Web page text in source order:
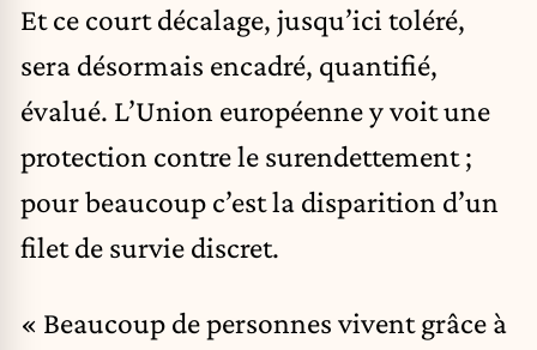
Et ce court décalage, jusqu’ici toléré,
sera désormais encadré, quantifié,
évalué. L’Union européenne y voit une
protection contre le surendettement ;
pour beaucoup c’est la disparition d’un
filet de survie discret.
« Beaucoup de personnes vivent grâce à